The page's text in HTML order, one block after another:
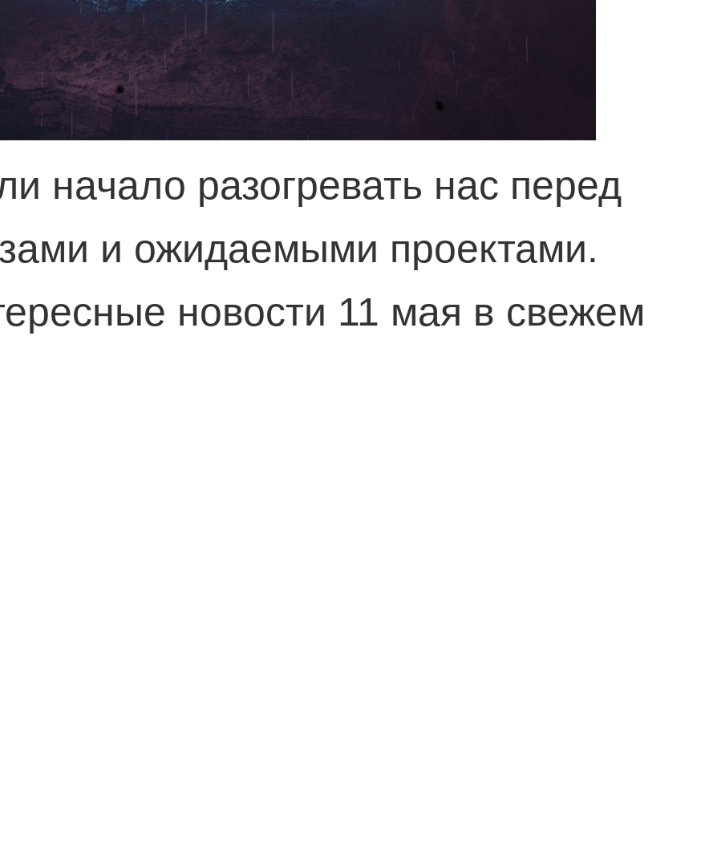
начало разогревать нас перед
и ожидаемыми проектами.
новости 11 мая в свежем